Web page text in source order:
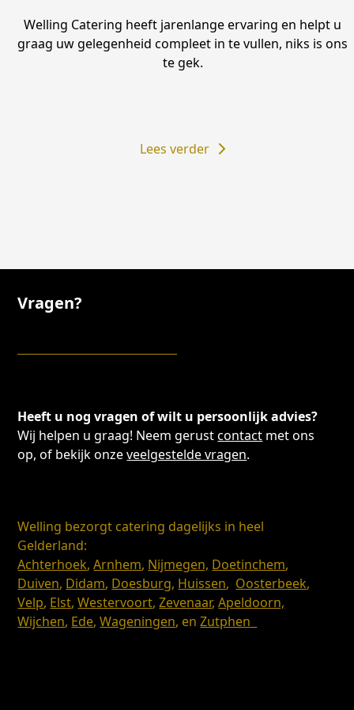
Welling Catering heeft jarenlange ervaring en helpt u
graag uw gelegenheid compleet in te vullen, niks is ons
te gek.
Lees verder
Vragen?
Heeft u nog vragen of wilt u persoonlijk advies?
Wij helpen u graag! Neem gerustcontact met ons
op, of bekijk onzeveelgestelde vragen.
Welling bezorgt catering dagelijks in heel
Gelderland:
Achterhoek,Arnhem, Nijmegen, Doetinchem,
Duiven, Didam, Doesburg, Huissen, Oosterbeek,
Velp, Elst,Westervoort,Zevenaar,Apeldoorn,
Wijchen, Ede,Wageningen, enZutphen